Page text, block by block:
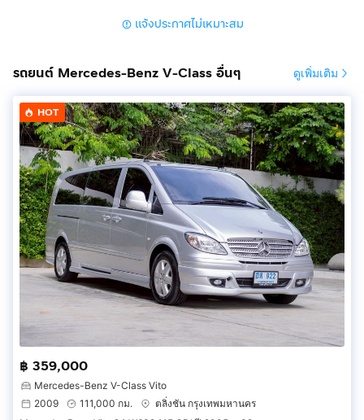
แจ้งประกาศไม่เหมาะสม
รถยนต์ Mercedes-Benz V-Class อื่นๆ ดูเพิ่มเติม
HOT
฿ 359,000
Mercedes-Benz V-Class Vito
2009
111,000 กม.
ตลิ่งชัน กรุงเทพมหานคร